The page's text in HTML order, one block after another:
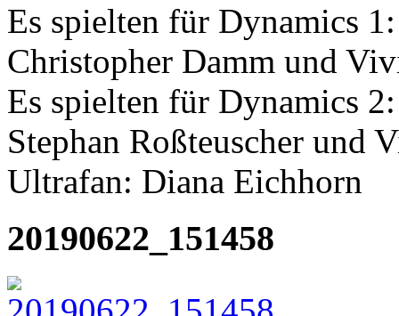
Es spielten für Dynamics
Christopher Damm und
Es spielten für Dynamics
Stephan Roßteuscher und
Ultrafan: Diana Eichhorn
20190622_151458